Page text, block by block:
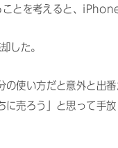
とを考えると、iPhone
した。
使い方だと意外と出番
に売ろう」と思って手放